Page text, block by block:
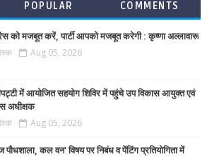
POPULAR COMMENTS
को मजबूत करें, पार्टी आपको मजबूत करेगी : कृष्णा अल्लावारू
Aug 05, 2026
में आयोजित सहयोग शिविर में पहुंचे उप विकास आयुक्त एवं
अधीक्षक
Aug 05, 2026
कल वन' विषय पर निबंध व पेंटिंग प्रतियोगिता में